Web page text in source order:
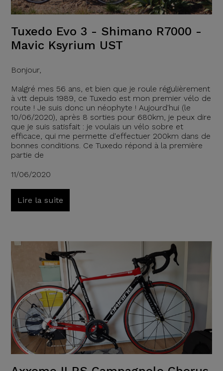
Tuxedo Evo 3 - Shimano R7000 -
Mavic Ksyrium UST
Bonjour,
Malgré mes 56 ans, et bien que je roule régulièrement
à vtt depuis 1989, ce Tuxedo est mon premier vélo de
route ! Je suis donc un néophyte ! Aujourd'hui (le
10/06/2020), après 8 sorties pour 680km, je peux dire
que je suis satisfait : je voulais un vélo sobre et
efficace, qui me permette d'effectuer 200km dans de
bonnes conditions. Ce Tuxedo répond à la première
partie de
11/06/2020
Lire la suite